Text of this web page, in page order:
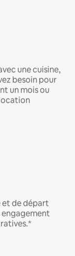
une cuisine,
besoin pour
un mois ou
et de départ
engagement